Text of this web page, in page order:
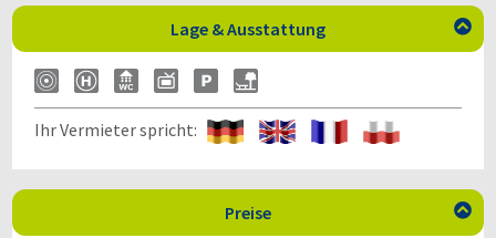
Lage & Ausstattung 
Ihr Vermieter spricht:
Preise 